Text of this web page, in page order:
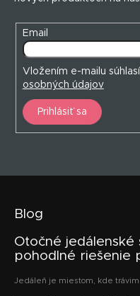
Email
Vložením e-mailu
osobných údajov
Prihlásiť sa
Blog
Otočné
pohodlné riešenie
Jedáleň je miestom, kde